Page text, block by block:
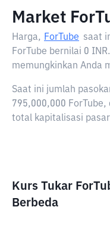
Market
Harga, ForTube saat
ForTube bernilai 0
memungkinkan Anda
Saat ini jumlah
795,000,000
total kapitalisasi
Kurs Tukar
Berbeda